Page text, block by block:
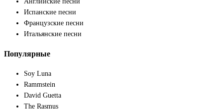
Испанские песни
Французские песни
Итальянские песни
Популярные
Soy Luna
Rammstein
David Guetta
The Rasmus